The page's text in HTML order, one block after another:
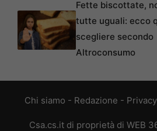
Fette biscottate,
tutte uguali: ecco
scegliere secondo
Altroconsumo
Chi siamo - Redazione -
Csa.cs.it di proprietà di WEB